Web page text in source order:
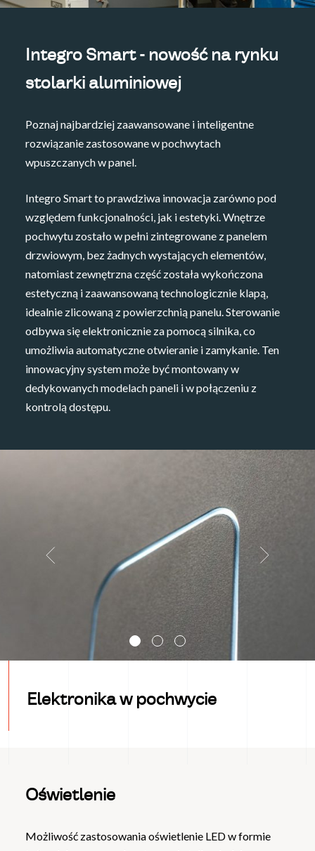
Integro Smart - nowość na rynku
stolarki aluminiowej
Poznaj najbardziej zaawansowane i inteligentne
rozwiązanie zastosowane w pochwytach
wpuszczanych w panel.
Integro Smart to prawdziwa innowacja zarówno pod
względem funkcjonalności, jak i estetyki. Wnętrze
pochwytu zostało w pełni zintegrowane z panelem
drzwiowym, bez żadnych wystających elementów,
natomiast zewnętrzna część została wykończona
estetyczną i zaawansowaną technologicznie klapą,
idealnie zlicowaną z powierzchnią panelu. Sterowanie
odbywa się elektronicznie za pomocą silnika, co
umożliwia automatyczne otwieranie i zamykanie. Ten
innowacyjny system może być montowany w
dedykowanych modelach paneli i w połączeniu z
kontrolą dostępu.
Elektronika w pochwycie
Oświetlenie
Możliwość zastosowania oświetlenie LED w formie